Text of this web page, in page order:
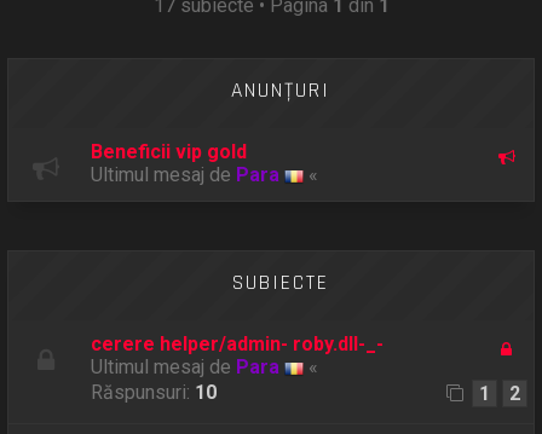
17 subiecte • Pagina 1 din 1
ANUNŢURI
Beneficii vip gold
Ultimul mesaj de Para «
SUBIECTE
cerere helper/admin- roby.dll-_-
Ultimul mesaj de Para
«
Răspunsuri: 10 1 2